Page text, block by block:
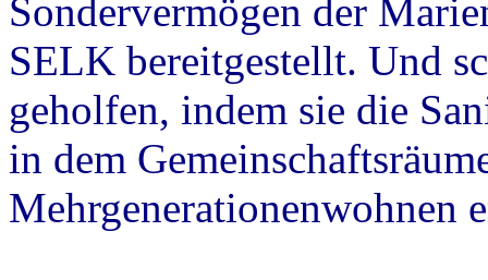
Sondervermögen der
SELK bereitgestellt. Und
geholfen, indem sie die
in dem
Mehrgenerationenwohnen